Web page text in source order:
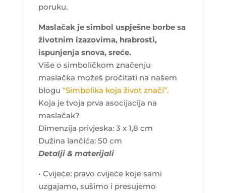
poruku.
Maslačak je simbol uspješne borbe sa
životnim izazovima, hrabrosti,
ispunjenja snova, sreće.
Više o simboličkom značenju
maslačka možeš pročitati na našem
blogu “Simbolika koja život znači”.
Koja je tvoja prva asocijacija na
maslačak?
Dimenzija privjeska: 3 x 1,8 cm
Dužina lančića: 50 cm
Detalji & materijali
• Cvijeće: pravo cvijeće koje sami
uzgajamo, sušimo i presujemo